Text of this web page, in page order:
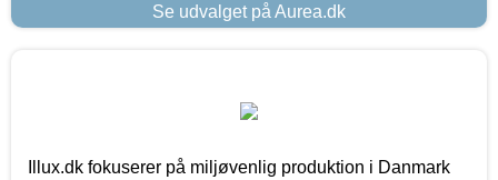
Se udvalget på Aurea.dk
Illux.dk fokuserer på miljøvenlig produktion i Danmark